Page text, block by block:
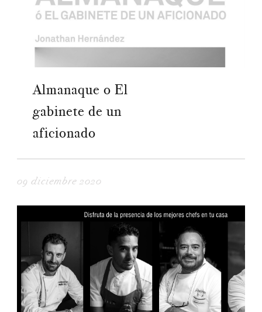
Almanaque o El
gabinete de un
aficionado
09 diciembre 2020